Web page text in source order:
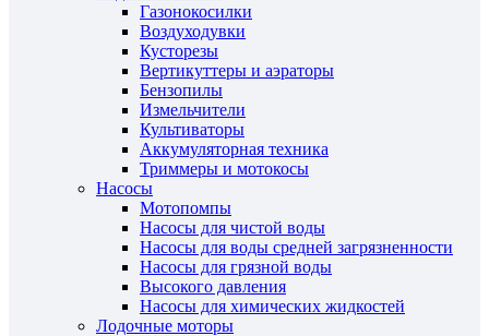
Газонокосилки
Воздуходувки
Кусторезы
Вертикуттеры и аэраторы
Бензопилы
Измельчители
Культиваторы
Аккумуляторная техника
Триммеры и мотокосы
Насосы
Мотопомпы
Насосы для чистой воды
Насосы для воды средней загрязненности
Насосы для грязной воды
Высокого давления
Насосы для химических жидкостей
Лодочные моторы